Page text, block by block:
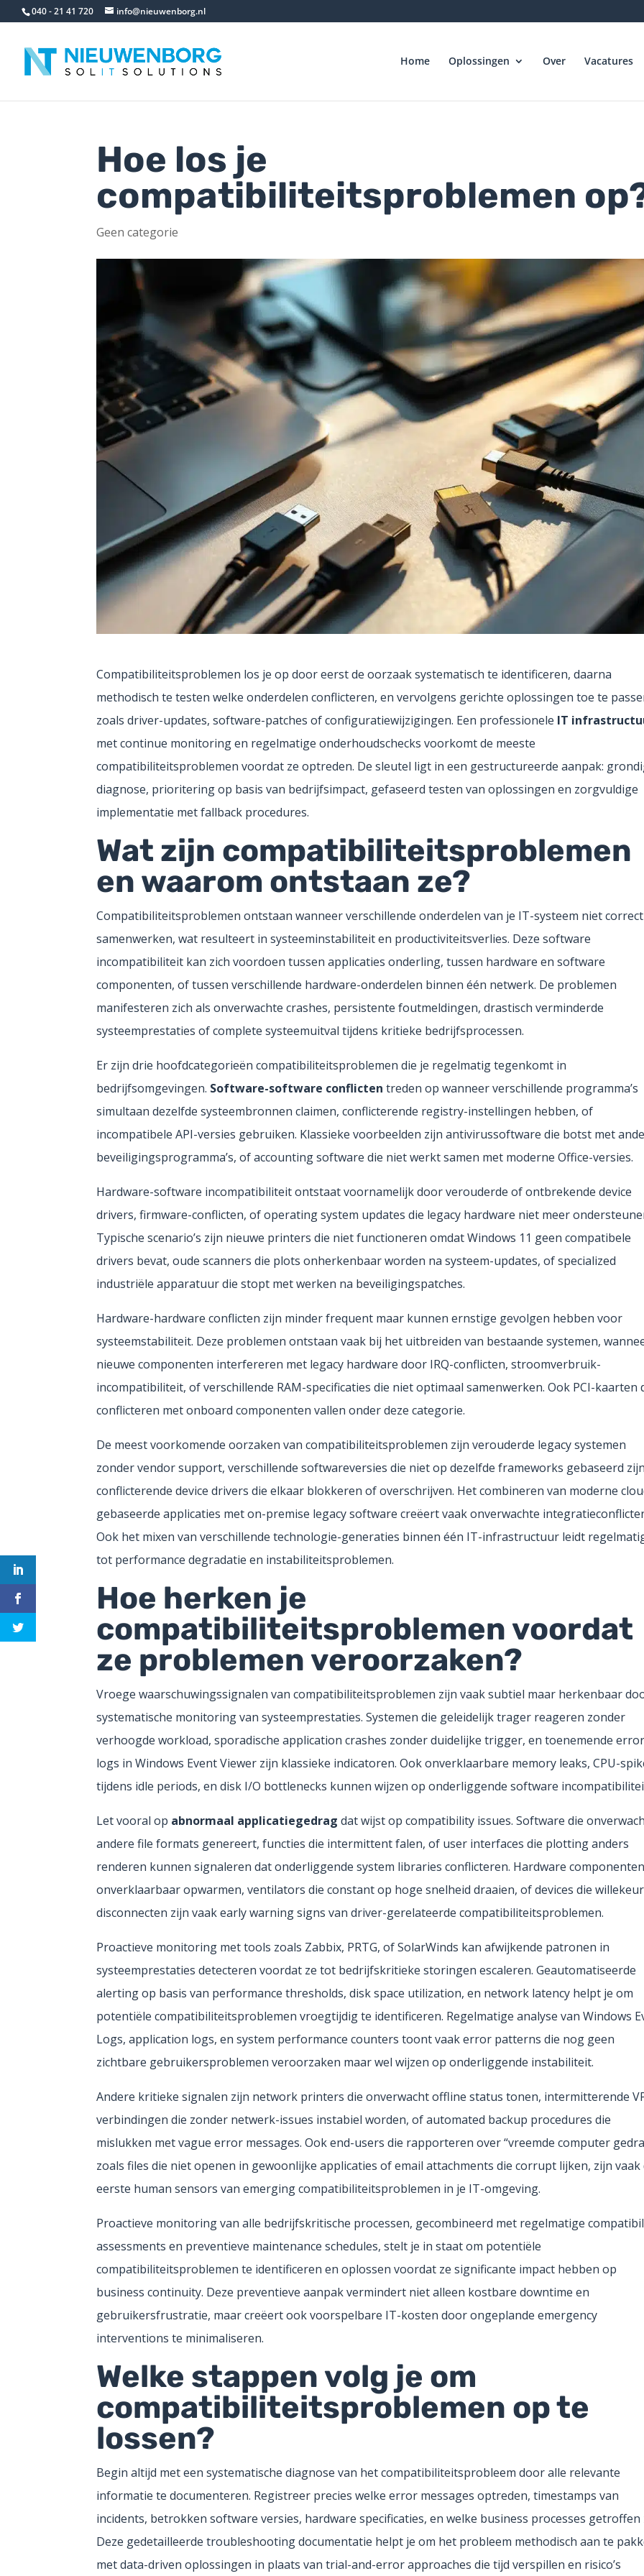
040 - 21 41 720 info@nieuwenborg.nl
Home Oplossingen Over Vacatures
Hoe los je
compatibiliteitsproblemen
Geen categorie
Compatibiliteitsproblemen los je op door eerst de oorzaak systematisch te identificeren, daarna
methodisch te testen welke onderdelen conflicteren, en vervolgens gerichte oplossingen toe te
zoals driver-updates, software-patches of configuratiewijzigingen. Een professionele IT
met continue monitoring en regelmatige onderhoudschecks voorkomt de meeste
compatibiliteitsproblemen voordat ze optreden. De sleutel ligt in een gestructureerde aanpak:
diagnose, prioritering op basis van bedrijfsimpact, gefaseerd testen van oplossingen en zorgvuldige
implementatie met fallback procedures.
Wat zijn compatibiliteitsproblemen
en waarom ontstaan ze?
Compatibiliteitsproblemen ontstaan wanneer verschillende onderdelen van je IT-systeem niet correct
samenwerken, wat resulteert in systeeminstabiliteit en productiviteitsverlies. Deze software
incompatibiliteit kan zich voordoen tussen applicaties onderling, tussen hardware en software
componenten, of tussen verschillende hardware-onderdelen binnen één netwerk. De problemen
manifesteren zich als onverwachte crashes, persistente foutmeldingen, drastisch verminderde
systeemprestaties of complete systeemuitval tijdens kritieke bedrijfsprocessen.
Er zijn drie hoofdcategorieën compatibiliteitsproblemen die je regelmatig tegenkomt in
bedrijfsomgevingen. Software-software conflicten treden op wanneer verschillende programma’s
simultaan dezelfde systeembronnen claimen, conflicterende registry-instellingen hebben, of
incompatibele API-versies gebruiken. Klassieke voorbeelden zijn antivirussoftware die botst met
beveiligingsprogramma’s, of accounting software die niet werkt samen met moderne Office-versies.
Hardware-software incompatibiliteit ontstaat voornamelijk door verouderde of ontbrekende device
drivers, firmware-conflicten, of operating system updates die legacy hardware niet meer
Typische scenario’s zijn nieuwe printers die niet functioneren omdat Windows 11 geen compatibele
drivers bevat, oude scanners die plots onherkenbaar worden na systeem-updates, of specialized
industriële apparatuur die stopt met werken na beveiligingspatches.
Hardware-hardware conflicten zijn minder frequent maar kunnen ernstige gevolgen hebben voor
systeemstabiliteit. Deze problemen ontstaan vaak bij het uitbreiden van bestaande systemen,
nieuwe componenten interfereren met legacy hardware door IRQ-conflicten, stroomverbruik-
incompatibiliteit, of verschillende RAM-specificaties die niet optimaal samenwerken. Ook PCI-kaarten
conflicteren met onboard componenten vallen onder deze categorie.
De meest voorkomende oorzaken van compatibiliteitsproblemen zijn verouderde legacy systemen
zonder vendor support, verschillende softwareversies die niet op dezelfde frameworks gebaseerd
conflicterende device drivers die elkaar blokkeren of overschrijven. Het combineren van moderne
gebaseerde applicaties met on-premise legacy software creëert vaak onverwachte
Ook het mixen van verschillende technologie-generaties binnen één IT-infrastructuur leidt
tot performance degradatie en instabiliteitsproblemen.
Hoe herken je
compatibiliteitsproblemen voordat
ze problemen veroorzaken?
Vroege waarschuwingssignalen van compatibiliteitsproblemen zijn vaak subtiel maar herkenbaar
systematische monitoring van systeemprestaties. Systemen die geleidelijk trager reageren zonder
verhoogde workload, sporadische application crashes zonder duidelijke trigger, en toenemende error
logs in Windows Event Viewer zijn klassieke indicatoren. Ook onverklaarbare memory leaks, CPU-
tijdens idle periods, en disk I/O bottlenecks kunnen wijzen op onderliggende software
Let vooral op abnormaal applicatiegedrag dat wijst op compatibility issues. Software die
andere file formats genereert, functies die intermittent falen, of user interfaces die plotting anders
renderen kunnen signaleren dat onderliggende system libraries conflicteren. Hardware
onverklaarbaar opwarmen, ventilators die constant op hoge snelheid draaien, of devices die
disconnecten zijn vaak early warning signs van driver-gerelateerde compatibiliteitsproblemen.
Proactieve monitoring met tools zoals Zabbix, PRTG, of SolarWinds kan afwijkende patronen in
systeemprestaties detecteren voordat ze tot bedrijfskritieke storingen escaleren. Geautomatiseerde
alerting op basis van performance thresholds, disk space utilization, en network latency helpt je om
potentiële compatibiliteitsproblemen vroegtijdig te identificeren. Regelmatige analyse van Windows
Logs, application logs, en system performance counters toont vaak error patterns die nog geen
zichtbare gebruikersproblemen veroorzaken maar wel wijzen op onderliggende instabiliteit.
Andere kritieke signalen zijn network printers die onverwacht offline status tonen, intermitterende
verbindingen die zonder netwerk-issues instabiel worden, of automated backup procedures die
mislukken met vague error messages. Ook end-users die rapporteren over “vreemde computer
zoals files die niet openen in gewoonlijke applicaties of email attachments die corrupt lijken, zijn vaak
eerste human sensors van emerging compatibiliteitsproblemen in je IT-omgeving.
Proactieve monitoring van alle bedrijfskritische processen, gecombineerd met regelmatige
assessments en preventieve maintenance schedules, stelt je in staat om potentiële
compatibiliteitsproblemen te identificeren en oplossen voordat ze significante impact hebben op
business continuity. Deze preventieve aanpak vermindert niet alleen kostbare downtime en
gebruikersfrustratie, maar creëert ook voorspelbare IT-kosten door ongeplande emergency
interventions te minimaliseren.
Welke stappen volg je om
compatibiliteitsproblemen op te
lossen?
Begin altijd met een systematische diagnose van het compatibiliteitsprobleem door alle relevante
informatie te documenteren. Registreer precies welke error messages optreden, timestamps van
incidents, betrokken software versies, hardware specificaties, en welke business processes getroffen
Deze gedetailleerde troubleshooting documentatie helpt je om het probleem methodisch aan te
met data-driven oplossingen in plaats van trial-and-error approaches die tijd verspillen en risico’s